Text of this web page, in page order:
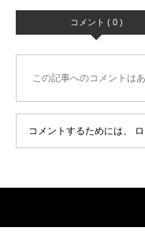
コメント ( 0 )
この記事へのコメントはあ
コメントするためには、